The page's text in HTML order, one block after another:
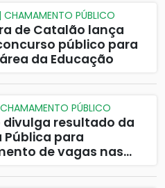
PÚBLICO
de Catalão lança
público para
da Educação
PÚBLICO
divulga resultado da
para
de vagas nas